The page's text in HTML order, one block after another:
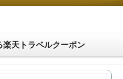
楽天トラベルクーポン